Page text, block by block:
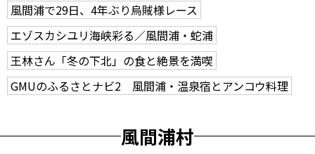
風間浦で29日、4年ぶり烏賊様レース
エゾスカシユリ海峡彩る／風間浦・蛇浦
王林さん「冬の下北」の食と絶景を満喫
GMUのふるさとナビ2 風間浦・温泉宿とアンコウ料理
風間浦村